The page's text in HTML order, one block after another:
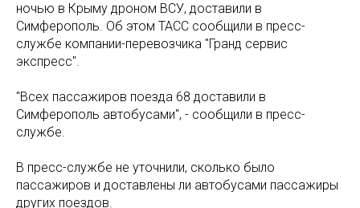
ночью в Крыму дроном ВСУ, доставили в
Симферополь. Об этом ТАСС сообщили в пресс-
службе компании-перевозчика "Гранд сервис
экспресс".
"Всех пассажиров поезда 68 доставили в
Симферополь автобусами", - сообщили в пресс-
службе.
В пресс-службе не уточнили, сколько было
пассажиров и доставлены ли автобусами пассажиры
других поездов.